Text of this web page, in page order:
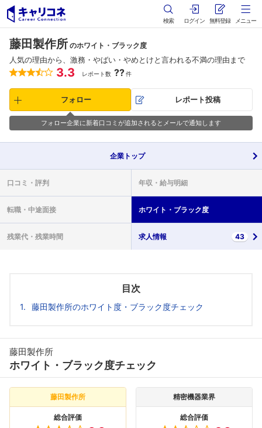
検索 ログイン 無料登録 メニュー
藤田製作所 のホワイト・ブラック度
人気の理由から、激務・やばい・やめとけと言われる不満の理由まで
3.3 レポート数 ??件
フォロー レポート投稿
フォロー企業に新着口コミが追加されるとメールで通知します
企業 トップ
口コミ・ 評判 年収・ 給与明細
転職・ 中途面接 ホワイト・ ブラック度
残業代・ 残業時間 求人情報 43
目次
藤田製作所のホワイト度・ブラック度チェック
藤田製作所
ホワイト・ブラック度チェック
藤田製作所
総合評価
精密機器業界
総合評価